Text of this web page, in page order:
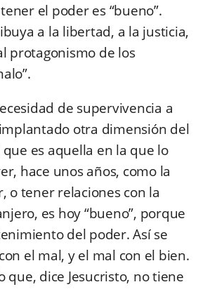
el poder es “bueno”.
a la libertad, a la justicia,
protagonismo de los
de supervivencia a
otra dimensión del
es aquella en la que lo
hace unos años, como la
o tener relaciones con la
es hoy “bueno”, porque
del poder. Así se
el mal, y el mal con el bien.
que, dice Jesucristo, no tiene